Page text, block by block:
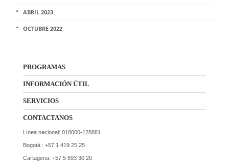
ABRIL 2023
OCTUBRE 2022
PROGRAMAS
INFORMACIÓN ÚTIL
SERVICIOS
CONTACTANOS
Línea nacional: 018000-128881
Bogotá : +57 1 419 25 25
Cartagena: +57 5 693 30 20